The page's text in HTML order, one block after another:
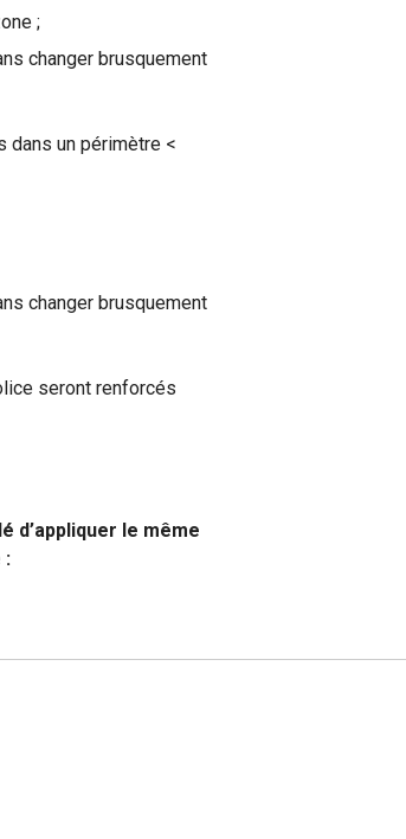
;
changer brusquement
dans un périmètre <
changer brusquement
seront renforcés
d’appliquer le même
: